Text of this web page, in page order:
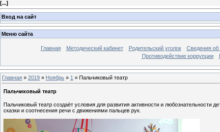
[...]
Вход на сайт
Меню сайта
Главная Методический кабинет Родительский уголок
Сведения об
Противодействие коррупции
Главная » 2019 » Ноябрь » 1 » Пальчиковый театр
Пальчиковый театр
Пальчиковый театр создаёт условия для развития активности и
сказки и соотнесения речи с движениями пальцев рук.